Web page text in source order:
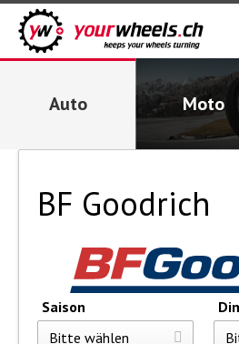
Auto Moto
BF Goodrich
Saison